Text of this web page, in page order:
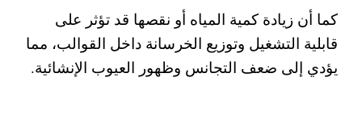
كما أن زيادة كمية المياه أو نقصها قد تؤثر على
قابلية التشغيل وتوزيع الخرسانة داخل القوالب، مما
يؤدي إلى ضعف التجانس وظهور العيوب الإنشائية.